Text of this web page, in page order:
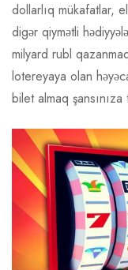
dollarlıq mükafatlar,
digər qiymətli
milyard rubl
lotereyaya olan
bilet almaq şansınıza